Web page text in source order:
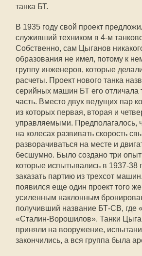
танка БТ.
В 1935 году свой проект
служивший техником в 4-м
Собственно, сам Цыганов
образования не имел, потому к
группу инженеров, которые
расчеты. Проект нового танка
серийных машин БТ его отличала
часть. Вместо двух ведущих пар
из которых первая, вторая и
управляемыми. Предполагалось,
на колесах развивать скорость
разворачиваться на месте и
бесшумно. Было создано три
которые испытывались в 1937-38
заказать партию из трехсот
появился еще один проект того
усиленным наклонным
получивший название БТ-СВ, где
«Сталин-Ворошилов». Танки
приняли на вооружение,
закончились, а вся группа была